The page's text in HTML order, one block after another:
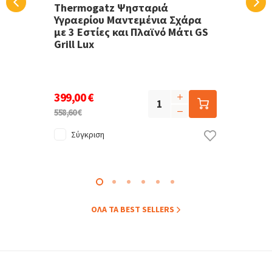
Thermogatz Ψησταριά
Υγραερίου Μαντεμένια Σχάρα
με 3 Εστίες και Πλαϊνό Μάτι GS
Grill Lux
399,00 €
558,60 €
Σύγκριση
ΟΛA ΤΑ BEST SELLERS